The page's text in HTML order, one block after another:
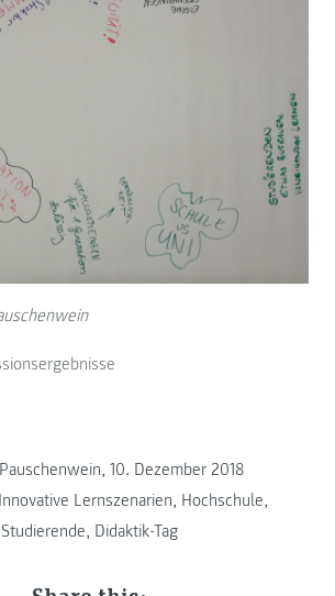
10. Dezember 2018
Lernszenarien, Hochschule,
Studierende, Didaktik-Tag